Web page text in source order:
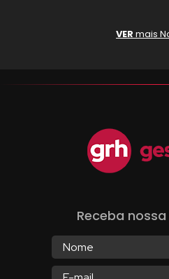
VER mais
Receba nossa